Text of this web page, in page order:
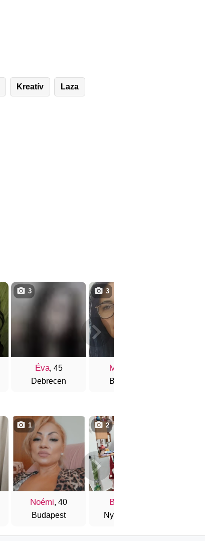
Kreatív Laza
Éva, 45
Debrecen
3
Mária
Budapest
3
Noémi, 40
Budapest
1
Bolya
Nyíregyháza
2